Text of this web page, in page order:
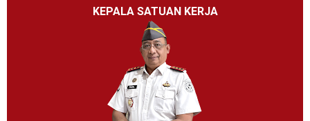
KEPALA SATUAN KERJA